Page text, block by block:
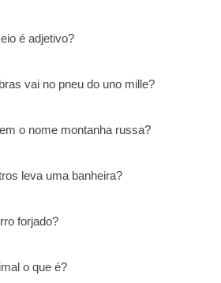
é adjetivo?
vai no pneu do uno mille?
o nome montanha russa?
leva uma banheira?
forjado?
o que é?